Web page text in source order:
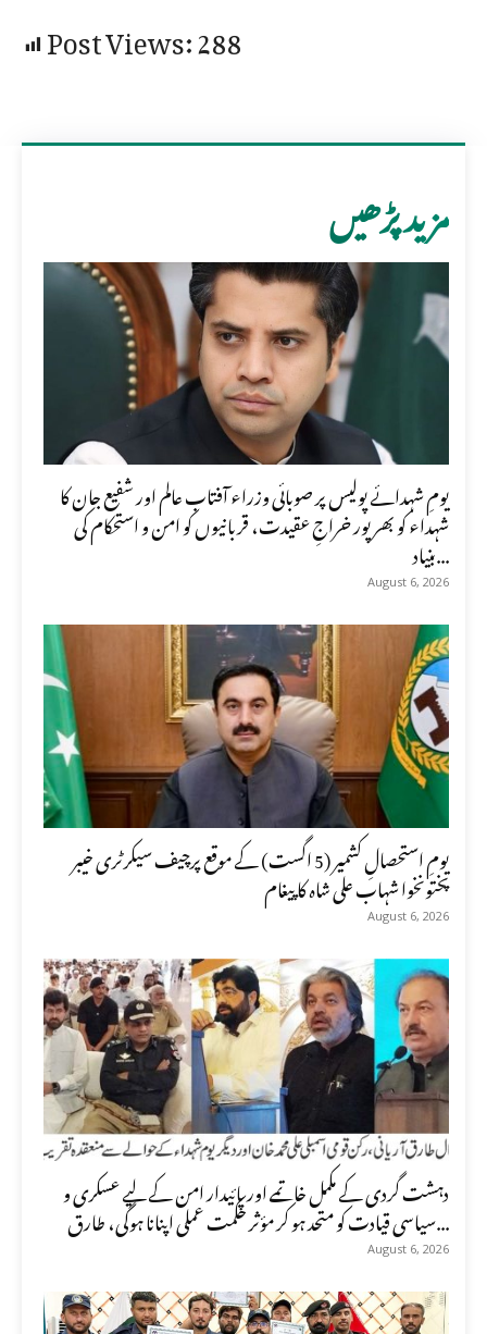
Post Views:288
مزید پڑھیں
یومِ شہدائے پولیس پر صوبائی وزراء آفتاب عالم اور شفیع جان کا
شہداء کو بھرپور خراجِ عقیدت، قربانیوں کو امن و استحکام کی
بنیاد...
August 6, 2026
یومِ استحصالِ کشمیر (5 اگست) کے موقع پرچیف سیکرٹری خیبر
پختونخوا شہاب علی شاہ کا پیغام
August 6, 2026
دہشت گردی کے مکمل خاتمے اور پائیدار امن کے لیے عسکری و
سیاسی قیادت کو متحد ہو کر مؤثر حکمت عملی اپنانا ہوگی، طارق...
August 6, 2026